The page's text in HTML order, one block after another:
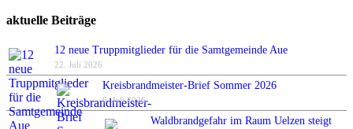
aktuelle Beiträge
12 neue Truppmitglieder für die Samtgemeinde Aue
22. Juli 2026
Kreisbrandmeister-Brief Sommer 2026
6. Juli 2026
Waldbrandgefahr im Raum Uelzen steigt